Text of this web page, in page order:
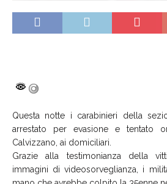
Questa notte i carabinieri della
arrestato per evasione e tentato
Calvizzano, ai domiciliari.
Grazie alla testimonianza della
immagini di videosorveglianza, i